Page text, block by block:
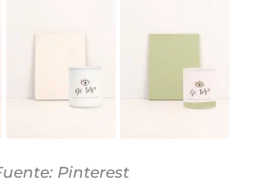
Pinterest